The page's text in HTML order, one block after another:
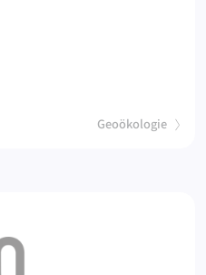
(Geoökologie)